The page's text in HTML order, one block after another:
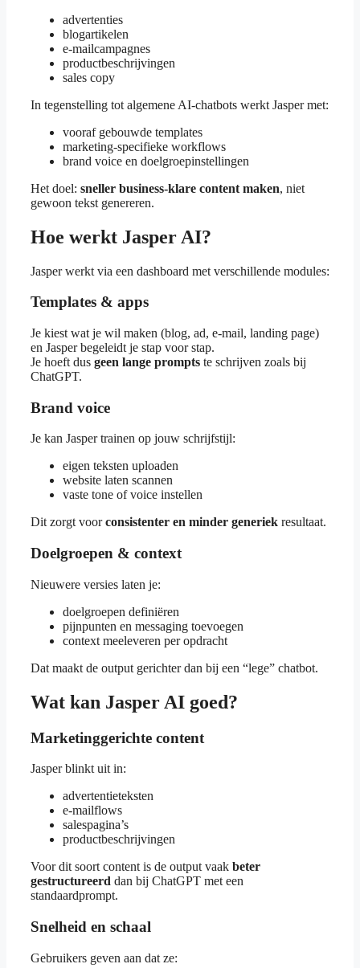
advertenties
blogartikelen
e-mailcampagnes
productbeschrijvingen
sales copy
In tegenstelling tot algemene AI-chatbots werkt Jasper met:
vooraf gebouwde templates
marketing-specifieke workflows
brand voice en doelgroepinstellingen
Het doel: sneller business-klare content maken, niet
gewoon tekst genereren.
Hoe werkt Jasper AI?
Jasper werkt via een dashboard met verschillende modules:
Templates & apps
Je kiest wat je wil maken (blog, ad, e-mail, landing page)
en Jasper begeleidt je stap voor stap.
Je hoeft dus geen lange prompts te schrijven zoals bij
ChatGPT.
Brand voice
Je kan Jasper trainen op jouw schrijfstijl:
eigen teksten uploaden
website laten scannen
vaste tone of voice instellen
Dit zorgt voorconsistenter en minder generiek resultaat.
Doelgroepen & context
Nieuwere versies laten je:
doelgroepen definiëren
pijnpunten en messaging toevoegen
context meeleveren per opdracht
Dat maakt de output gerichter dan bij een “lege” chatbot.
Wat kan Jasper AI goed?
Marketinggerichte content
Jasper blinkt uit in:
advertentieteksten
e-mailflows
salespagina’s
productbeschrijvingen
Voor dit soort content is de output vaak beter
gestructureerd dan bij ChatGPT met een
standaardprompt.
Snelheid en schaal
Gebruikers geven aan dat ze: